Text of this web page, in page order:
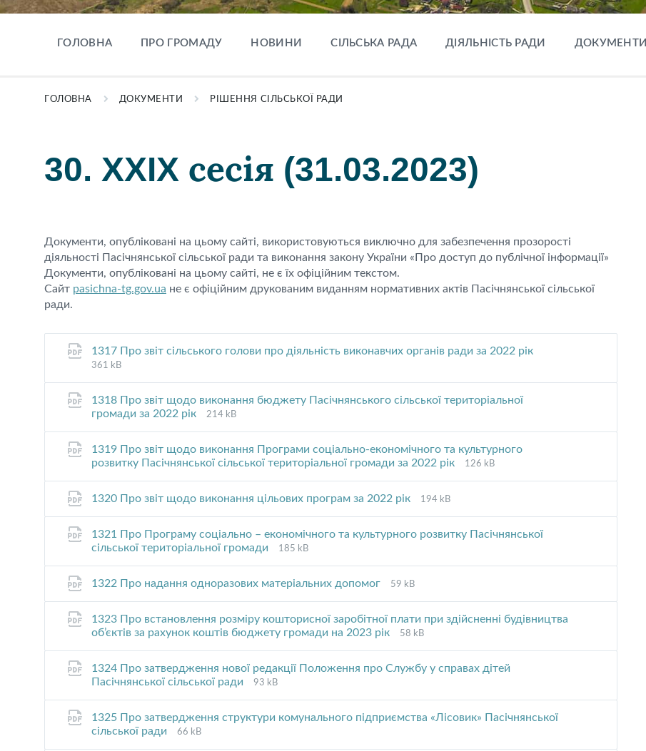
ГОЛОВНА ПРО ГРОМАДУ НОВИНИ СІЛЬСЬКА РАДА ДІЯЛЬНІСТЬ РАДИ ДОКУМЕНТИ
ГОЛОВНА ДОКУМЕНТИ РІШЕННЯ СІЛЬСЬКОЇ РАДИ
30. XXIX сесія (31.03.2023)
Документи, опубліковані на цьому сайті, використовуються виключно для забезпечення прозорості
діяльності Пасічнянської сільської ради та виконання закону України «Про доступ до публічної інформації»
Документи, опубліковані на цьому сайті, не є їх офіційним текстом.
Сайт pasichna-tg.gov.ua не є офіційним друкованим виданням нормативних актів Пасічнянської сільської
ради.
1317 Про звіт сільського голови про діяльність виконавчих органів ради за 2022 рік
361 kB
1318 Про звіт щодо виконання бюджету Пасічнянського сільської територіальної
громади за 2022 рік
File
File
214 kB
1319 Про звіт щодо виконання Програми соціально-економічного та культурного
розвитку Пасічнянської сільської територіальної громади за 2022 рік
File
File
126 kB
1320 Про звіт щодо виконання цільових програм за 2022 рік
File
File
194 kB
1321 Про Програму соціально – економічного та культурного розвитку Пасічнянської
сільської територіальної громади
File
File
185 kB
1322 Про надання одноразових матеріальних допомог
File
File
59 kB
1323 Про встановлення розміру кошторисної заробітної плати при здійсненні будівництва
об’єктів за рахунок коштів бюджету громади на 2023 рік
File
File
58 kB
1324 Про затвердження нової редакції Положення про Службу у справах дітей
Пасічнянської сільської ради
File
File
93 kB
1325 Про затвердження структури комунального підприємства «Лісовик» Пасічнянської
сільської ради
File
File
66 kB